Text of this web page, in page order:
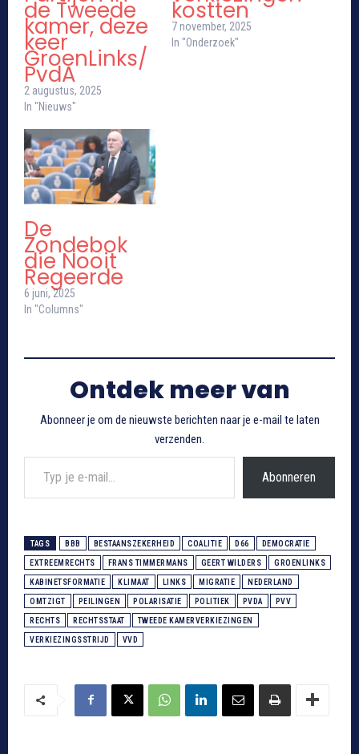
de Tweede
kamer, deze
keer
GroenLinks/
PvdA
2 augustus, 2025
In "Nieuws"
kostten
7 november, 2025
In "Onderzoek"
De
Zondebok
die Nooit
Regeerde
6 juni, 2025
In "Columns"
Ontdek meer van
Abonneer je om de nieuwste berichten naar je e-mail te laten
verzenden.
Typ je e-mail...
Abonneren
TAGS BBB BESTAANSZEKERHEID COALITIE D66 DEMOCRATIE
EXTREEMRECHTS FRANS TIMMERMANS GEERT WILDERS GROENLINKS
KABINETSFORMATIE KLIMAAT LINKS MIGRATIE NEDERLAND
OMTZIGT PEILINGEN POLARISATIE POLITIEK PVDA PVV
RECHTS RECHTSSTAAT TWEEDE KAMERVERKIEZINGEN
VERKIEZINGSSTRIJD VVD